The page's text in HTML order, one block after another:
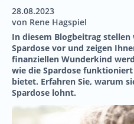
28.08.2023
von Rene Hagspiel
In diesem Blogbeitrag
Spardose vor und zeigen
finanziellen Wunderkind
wie die Spardose
bietet. Erfahren Sie, warum
Spardose lohnt.